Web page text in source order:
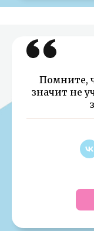
Помните,
значит не